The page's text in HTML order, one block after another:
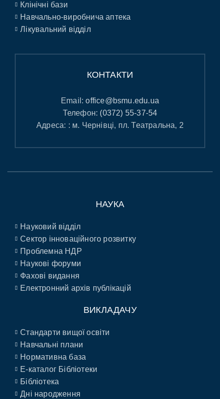
Клінічні бази
Навчально-виробнича аптека
Лікувальний відділ
КОНТАКТИ
Email:office@bsmu.edu.ua
Телефон: (0372) 55-37-54
Адреса: : м. Чернівці, пл. Театральна, 2
НАУКА
Науковий відділ
Сектор інноваційного розвитку
Проблемна НДР
Наукові форуми
Фахові видання
Електронний архів публікацій
ВИКЛАДАЧУ
Стандарти вищої освіти
Навчальні плани
Нормативна база
E-каталог Бібліотеки
Бібліотека
Дні народження